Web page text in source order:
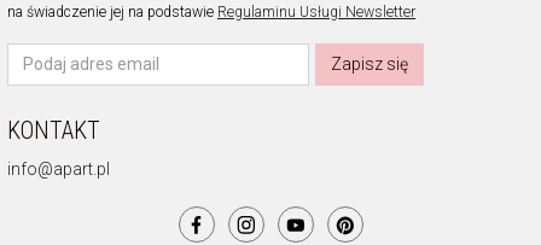
na świadczenie jej na podstawie Regulaminu Usługi Newsletter
Zapisz się
KONTAKT
info@apart.pl